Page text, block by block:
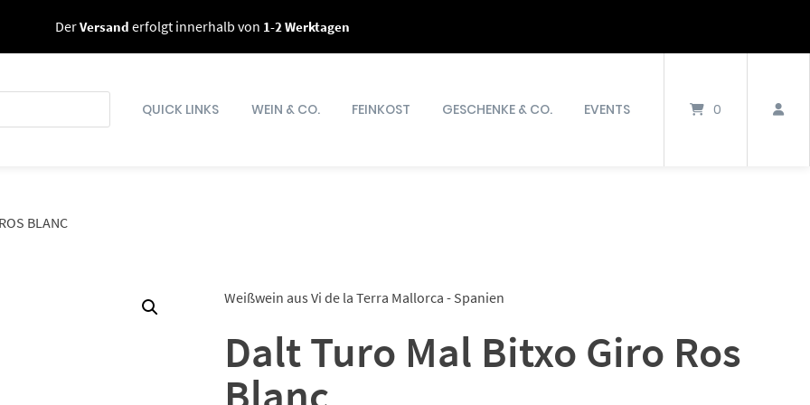
DerVersand erfolgt innerhalb von 1-2 Werktagen
QUICK LINKS WEIN & CO. FEINKOST GESCHENKE & CO. EVENTS 0
BLANC
Weißwein aus Vi de la Terra Mallorca - Spanien
Dalt Turo Mal Bitxo Giro Ros